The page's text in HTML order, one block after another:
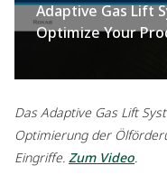
Adaptive Gas Lift
Optimize Your
Das Adaptive Gas Lift
Optimierung der
Eingriffe. Zum Video.